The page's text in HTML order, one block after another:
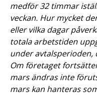
medför 32 timmar
veckan. Hur mycket
eller vilka dagar
totala arbetstiden
under avtalsperioden,
Om företaget
mars ändras inte
mars kan hanteras